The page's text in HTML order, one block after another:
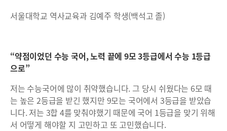
서울대학교 역사교육과 김예주 학생(백석고 졸)
“약점이었던 수능 국어, 노력 끝에 9모 3등급에서 수능 1등급
으로”
저는 수능국어에 많이 취약했습니다. 그 당시 쉬웠다는 6모 때
는 높은 2등급을 받긴 했지만 9모는 국어에서 3등급을 받았습
니다. 저는 3합 4를 맞춰야했기 때문에 국어 1등급을 맞기 위해
서 어떻게 해야할 지 고민하고 또 고민했습니다.